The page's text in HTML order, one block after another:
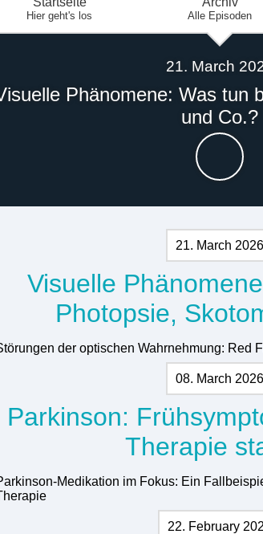
Hier geht's los Alle Episoden
21. March
Phänomene: Was tun
und Co.?
21. March 2026
Visuelle
Photopsie,
der optischen Wahrnehmung: Red
08. March 2026
Parkinson:
Therapie
Medikation im Fokus: Ein
22. February